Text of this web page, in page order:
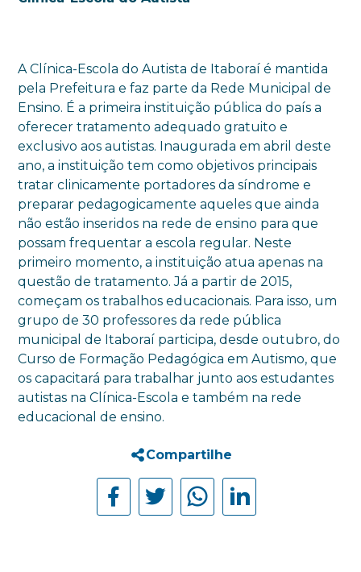
A Clínica-Escola do Autista de Itaboraí é mantida
pela Prefeitura e faz parte da Rede Municipal de
Ensino. É a primeira instituição pública do país a
oferecer tratamento adequado gratuito e
exclusivo aos autistas. Inaugurada em abril deste
ano, a instituição tem como objetivos principais
tratar clinicamente portadores da síndrome e
preparar pedagogicamente aqueles que ainda
não estão inseridos na rede de ensino para que
possam frequentar a escola regular. Neste
primeiro momento, a instituição atua apenas na
questão de tratamento. Já a partir de 2015,
começam os trabalhos educacionais. Para isso, um
grupo de 30 professores da rede pública
municipal de Itaboraí participa, desde outubro, do
Curso de Formação Pedagógica em Autismo, que
os capacitará para trabalhar junto aos estudantes
autistas na Clínica-Escola e também na rede
educacional de ensino.
Compartilhe